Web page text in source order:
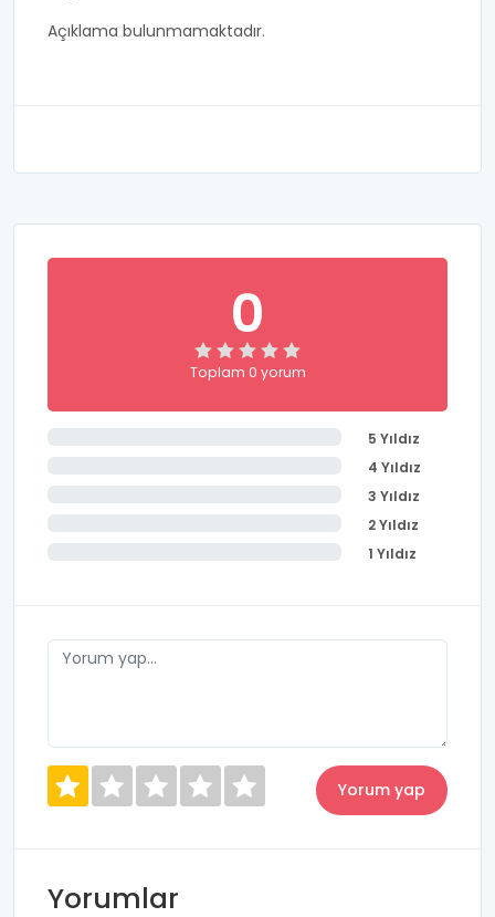
Açıklama bulunmamaktadır.
0
Toplam 0 yorum
5 Yıldız
4 Yıldız
3 Yıldız
2 Yıldız
1 Yıldız
Yorumlar